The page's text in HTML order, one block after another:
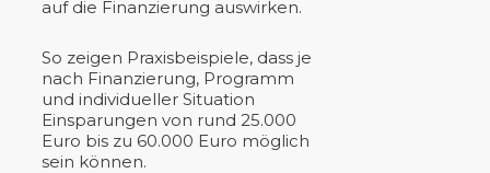
auf die Finanzierung auswirken.
So zeigen Praxisbeispiele, dass je
nach Finanzierung, Programm
und individueller Situation
Einsparungen von rund 25.000
Euro bis zu 60.000 Euro möglich
sein können.